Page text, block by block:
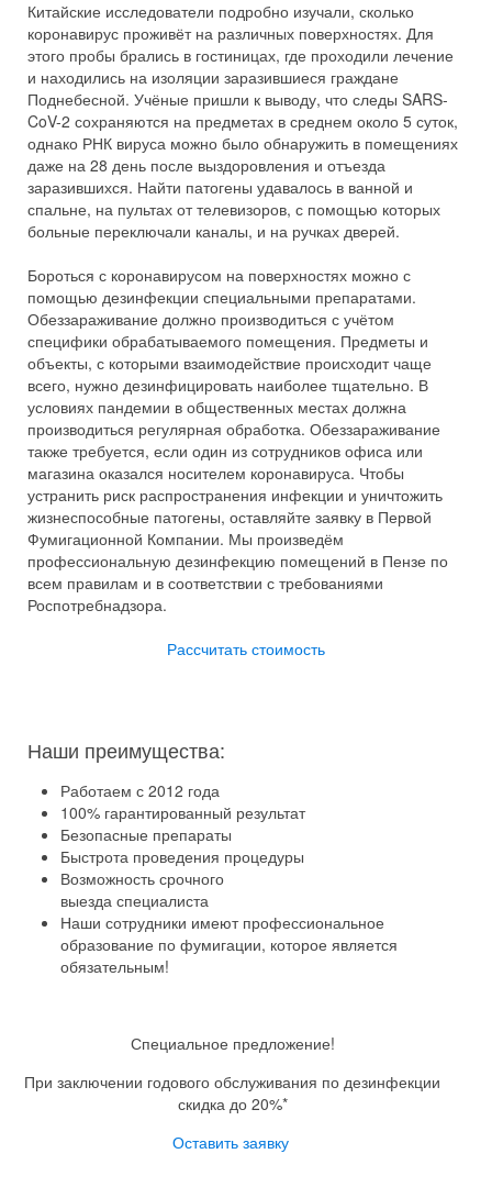
Китайские исследователи подробно изучали, сколько
коронавирус проживёт на различных поверхностях. Для
этого пробы брались в гостиницах, где проходили лечение
и находились на изоляции заразившиеся граждане
Поднебесной. Учёные пришли к выводу, что следы SARS-
CoV-2 сохраняются на предметах в среднем около 5 суток,
однако РНК вируса можно было обнаружить в помещениях
даже на 28 день после выздоровления и отъезда
заразившихся. Найти патогены удавалось в ванной и
спальне, на пультах от телевизоров, с помощью которых
больные переключали каналы, и на ручках дверей.
Бороться с коронавирусом на поверхностях можно с
помощью дезинфекции специальными препаратами.
Обеззараживание должно производиться с учётом
специфики обрабатываемого помещения. Предметы и
объекты, с которыми взаимодействие происходит чаще
всего, нужно дезинфицировать наиболее тщательно. В
условиях пандемии в общественных местах должна
производиться регулярная обработка. Обеззараживание
также требуется, если один из сотрудников офиса или
магазина оказался носителем коронавируса. Чтобы
устранить риск распространения инфекции и уничтожить
жизнеспособные патогены, оставляйте заявку в Первой
Фумигационной Компании. Мы произведём
профессиональную дезинфекцию помещений в Пензе по
всем правилам и в соответствии с требованиями
Роспотребнадзора.
Рассчитать стоимость
Наши преимущества:
Работаем с 2012 года
100% гарантированный результат
Безопасные препараты
Быстрота проведения процедуры
Возможность срочного
выезда специалиста
Наши сотрудники имеют профессиональное
образование по фумигации, которое является
обязательным!
Специальное предложение!
При заключении годового обслуживания по дезинфекции
скидка до 20%*
Оставить заявку